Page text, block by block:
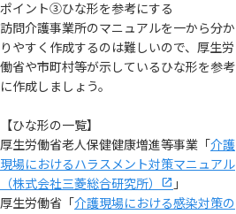
ポイント③ひな形を参考にする
訪問介護事業所のマニュアルを一から分か
りやすく作成するのは難しいので、厚生労
働省や市町村等が示しているひな形を参考
に作成しましょう。
【ひな形の一覧】
厚生労働省老人保健健康増進等事業「介護
現場におけるハラスメント対策マニュアル
（株式会社三菱総合研究所）
」
厚生労働省「介護現場における感染対策の